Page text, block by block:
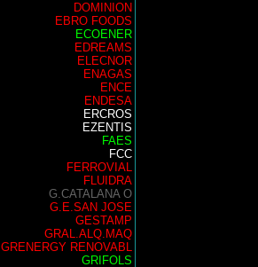
DOMINION
EBRO FOODS
ECOENER
EDREAMS
ELECNOR
ENAGAS
ENCE
ENDESA
ERCROS
EZENTIS
FAES
FCC
FERROVIAL
FLUIDRA
G.CATALANA O
G.E.SAN JOSE
GESTAMP
GRAL.ALQ.MAQ
GRENERGY RENOVABL
GRIFOLS